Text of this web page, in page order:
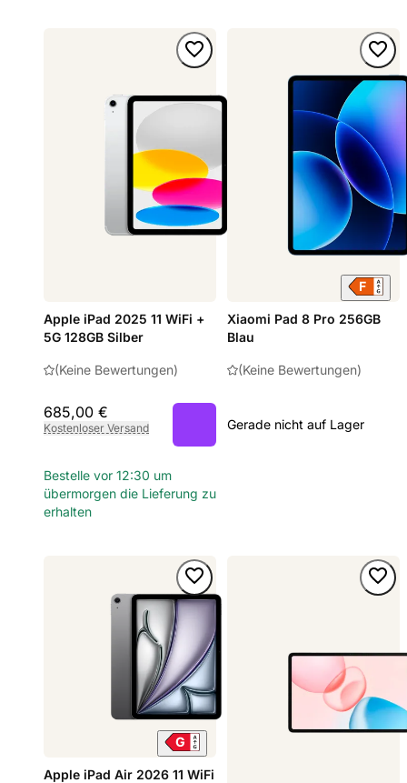
Apple iPad 2025 11 WiFi +
5G 128GB Silber
(Keine Bewertungen)
685,00 €
Kostenloser Versand
Bestelle vor 12:30 um
übermorgen die Lieferung zu
erhalten
Xiaomi Pad 8 Pro 256GB
Blau
(Keine Bewertungen)
Gerade nicht auf Lager
Apple iPad Air 2026 11 WiFi